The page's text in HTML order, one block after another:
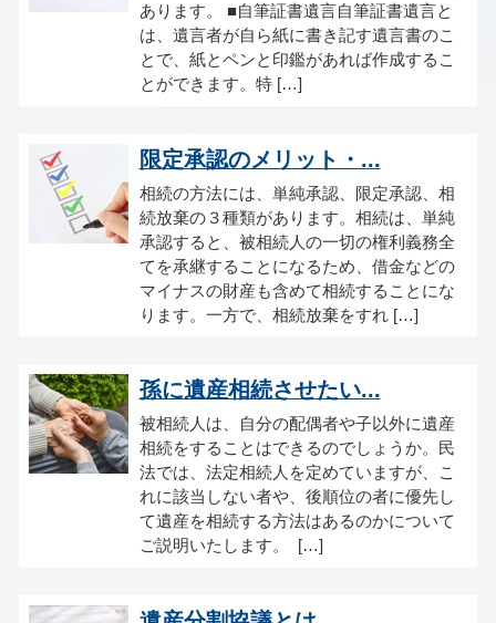
あります。 ■自筆証書遺言自筆証書遺言と
は、遺言者が自ら紙に書き記す遺言書のこ
とで、紙とペンと印鑑があれば作成するこ
とができます。特 […]
限定承認のメリット・...
相続の方法には、単純承認、限定承認、相
続放棄の３種類があります。相続は、単純
承認すると、被相続人の一切の権利義務全
てを承継することになるため、借金などの
マイナスの財産も含めて相続することにな
ります。一方で、相続放棄をすれ […]
孫に遺産相続させたい...
被相続人は、自分の配偶者や子以外に遺産
相続をすることはできるのでしょうか。民
法では、法定相続人を定めていますが、こ
れに該当しない者や、後順位の者に優先し
て遺産を相続する方法はあるのかについて
ご説明いたします。 […]